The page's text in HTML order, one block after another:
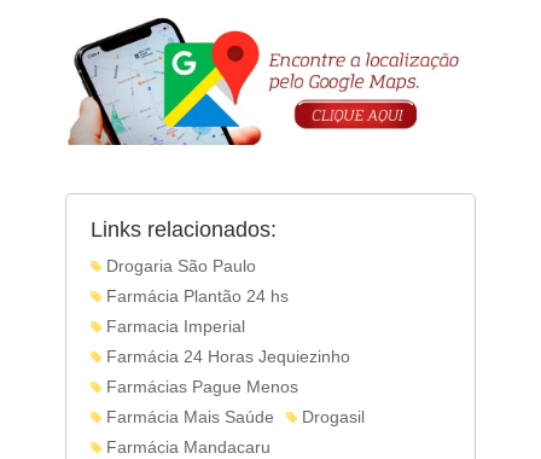
Links relacionados:
Drogaria São Paulo
Farmácia Plantão 24 hs
Farmacia Imperial
Farmácia 24 Horas Jequiezinho
Farmácias Pague Menos
Farmácia Mais Saúde
Drogasil
Farmácia Mandacaru